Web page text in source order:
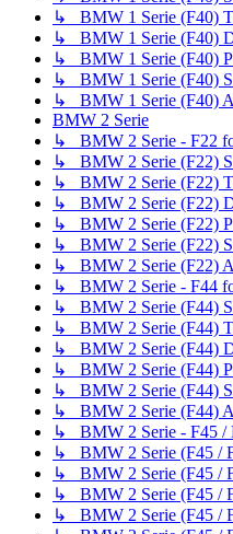
↳ BMW 1 Serie (F40)
↳ BMW 1 Serie (F40)
↳ BMW 1 Serie (F40)
↳ BMW 1 Serie (F40)
↳ BMW 1 Serie (F40)
BMW 2 Serie
↳ BMW 2 Serie - F22
↳ BMW 2 Serie (F22)
↳ BMW 2 Serie (F22)
↳ BMW 2 Serie (F22)
↳ BMW 2 Serie (F22)
↳ BMW 2 Serie (F22)
↳ BMW 2 Serie (F22)
↳ BMW 2 Serie - F44
↳ BMW 2 Serie (F44)
↳ BMW 2 Serie (F44)
↳ BMW 2 Serie (F44)
↳ BMW 2 Serie (F44)
↳ BMW 2 Serie (F44)
↳ BMW 2 Serie (F44)
↳ BMW 2 Serie - F45 /
↳ BMW 2 Serie (F45 /
↳ BMW 2 Serie (F45 /
↳ BMW 2 Serie (F45 /
↳ BMW 2 Serie (F45 /